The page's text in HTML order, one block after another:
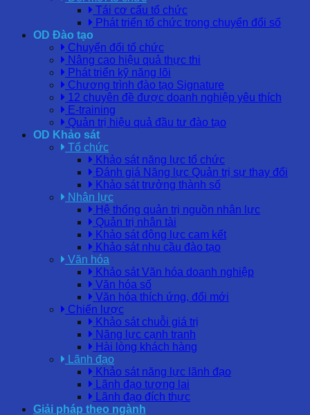
Tái cơ cấu tổ chức
Phát triển tổ chức trong chuyển đổi số
OD Đào tạo
Chuyển đổi tổ chức
Nâng cao hiệu quả thực thi
Phát triển kỹ năng lõi
Chương trình đào tạo Signature
12 chuyên đề được doanh nghiệp yêu thích
E-training
Quản trị hiệu quả đầu tư đào tạo
OD Khảo sát
Tổ chức
Khảo sát năng lực tổ chức
Đánh giá Năng lực Quản trị sự thay đổi
Khảo sát trưởng thành số
Nhân lực
Hệ thống quản trị nguồn nhân lực
Quản trị nhân tài
Khảo sát động lực cam kết
Khảo sát nhu cầu đào tạo
Văn hóa
Khảo sát Văn hóa doanh nghiệp
Văn hóa số
Văn hóa thích ứng, đổi mới
Chiến lược
Khảo sát chuỗi giá trị
Năng lực cạnh tranh
Hài lòng khách hàng
Lãnh đạo
Khảo sát năng lực lãnh đạo
Lãnh đạo tương lai
Lãnh đạo đích thực
Giải pháp theo ngành